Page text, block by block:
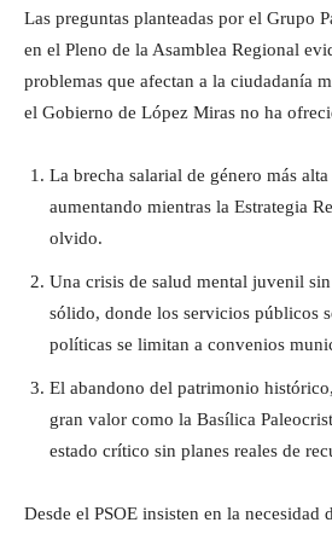
Las preguntas planteadas por el Grupo
en el Pleno de la Asamblea Regional
problemas que afectan a la ciudadanía
el Gobierno de López Miras no ha
La brecha salarial de género más
aumentando mientras la Estrategia
olvido.
Una crisis de salud mental juvenil
sólido, donde los servicios públicos
políticas se limitan a convenios
El abandono del patrimonio
gran valor como la Basílica
estado crítico sin planes reales de
Desde el PSOE insisten en la necesidad